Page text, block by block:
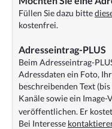
Füllen Sie dazu bitte
kostenfrei.
Adresseintrag-PLUS
Beim Adresseintrag-
Adressdaten ein Foto,
beschreibenden Text
Kanäle sowie ein
veröffentlichen. Er kostet
Bei Interesse